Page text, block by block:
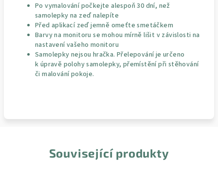
Po vymalování počkejte alespoň 30 dní, než
samolepky na zeď nalepíte
Před aplikací zeď jemně omeťte smetáčkem
Barvy na monitoru se mohou mírně lišit v závislosti na
nastavení vašeho monitoru
Samolepky nejsou hračka. Přelepování je určeno
k úpravě polohy samolepky, přemístění při stěhování
či malování pokoje.
Související produkty